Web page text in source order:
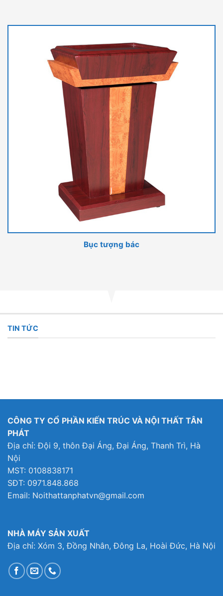
Bục tượng bác
TIN TỨC
CÔNG TY CỔ PHẦN KIẾN TRÚC VÀ NỘI THẤT TÂN
PHÁT
Địa chỉ: Đội 9, thôn Đại Áng, Đại Áng, Thanh Trì, Hà
Nội
MST: 0108838171
SĐT: 0971.848.868
Email: Noithattanphatvn@gmail.com
NHÀ MÁY SẢN XUẤT
Địa chỉ: Xóm 3, Đồng Nhân, Đông La, Hoài Đức, Hà Nội